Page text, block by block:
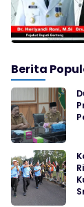
Berita